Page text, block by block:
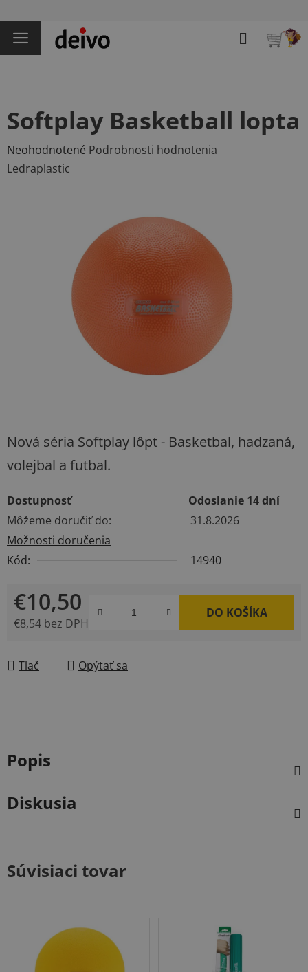
na
obsah
Hľadať
Nová séria Softplay lôpt - Basketbal, hadzaná,
volejbal a futbal.
Dostupnosť
Odoslanie 14 dní
Môžeme doručiť do:
31.8.2026
Možnosti doručenia
Kód:
14940
€10,50
€8,54 bez DPH
DO KOŠÍKA
Tlač Opýtať sa
Softplay Basketball lopta
Priemerné
hodnotenie
Neohodnotené Podrobnosti hodnotenia
Ledraplastic
Popis
Diskusia
Súvisiaci tovar